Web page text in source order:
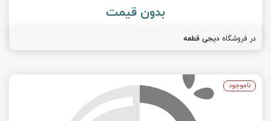
بدون قیمت
در فروشگاه دیجی قطعه
ناموجود